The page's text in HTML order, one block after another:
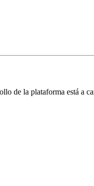
de la plataforma está a